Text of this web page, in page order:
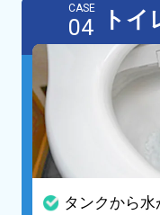
CASE
04 トイ
タンクから